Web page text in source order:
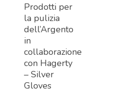
Prodotti per
la pulizia
dell’Argento
in
collaborazione
con Hagerty
– Silver
Gloves